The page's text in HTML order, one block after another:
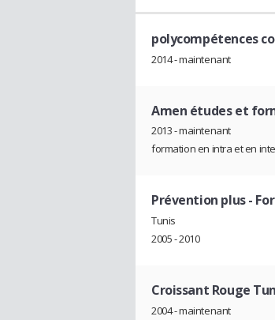
polycompétences
2014 - maintenant
Amen études et
2013 - maintenant
formation en intra et en
Prévention plus-
Tunis
2005 - 2010
Croissant Rouge
2004 - maintenant